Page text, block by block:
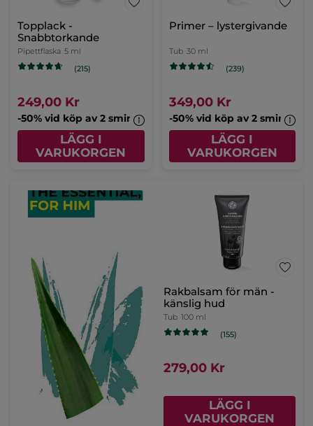
Topplack -
Snabbtorkande
Pipettflaska 5 ml
(215)
249,00 Kr
-50% vid köp av 2 sminkprodukter
LÄGG I
VARUKORGEN
Primer – lystergivande
Tub 30 ml
(239)
349,00 Kr
-50% vid köp av 2
LÄGG I
VARUKORGEN
Rakbalsam för män -
känslig hud
Tub 100 ml
(155)
279,00 Kr
LÄGG I
VARUKORGEN